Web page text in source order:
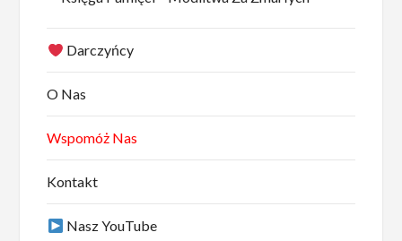
Darczyńcy
O Nas
Wspomóż Nas
Kontakt
Nasz YouTube